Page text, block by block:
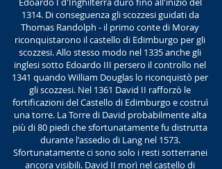
1314. Di conseguenza gli scozzesi guidati da
Thomas Randolph - il primo conte di Moray
riconquistarono il castello di Edimburgo per gli
scozzesi. Allo stesso modo nel 1335 anche gli
inglesi sotto Edoardo III persero il controllo nel
1341 quando William Douglas lo riconquistò per
gli scozzesi. Nel 1361 David II rafforzò le
fortificazioni del Castello di Edimburgo e costruì
una torre. La Torre di David probabilmente alta
più di 80 piedi che sfortunatamente fu distrutta
durante l'assedio di Lang nel 1573.
Sfortunatamente ci sono solo i resti sotterranei
ancora visibili. David II morì nel castello di